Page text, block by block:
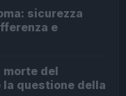
sicurezza
e
morte del
questione della